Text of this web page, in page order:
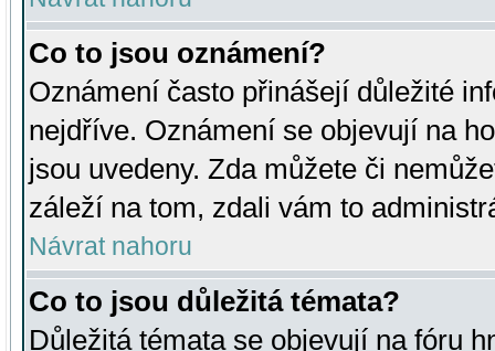
Co to jsou oznámení?
Oznámení často přinášejí důležité
nejdříve. Oznámení se objevují na
jsou uvedeny. Zda můžete či
záleží na tom, zdali vám to
Návrat nahoru
Co to jsou důležitá témata?
Důležitá témata se objevují na fóru